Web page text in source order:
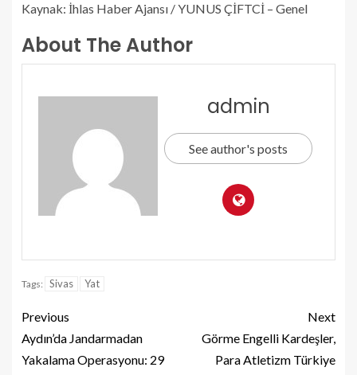
Kaynak: İhlas Haber Ajansı / YUNUS ÇİFTCİ – Genel
About The Author
admin
See author's posts
Tags: Sivas Yat
Previous
Aydın’da Jandarmadan
Yakalama Operasyonu: 29
Next
Görme Engelli Kardeşler,
Para Atletizm Türkiye